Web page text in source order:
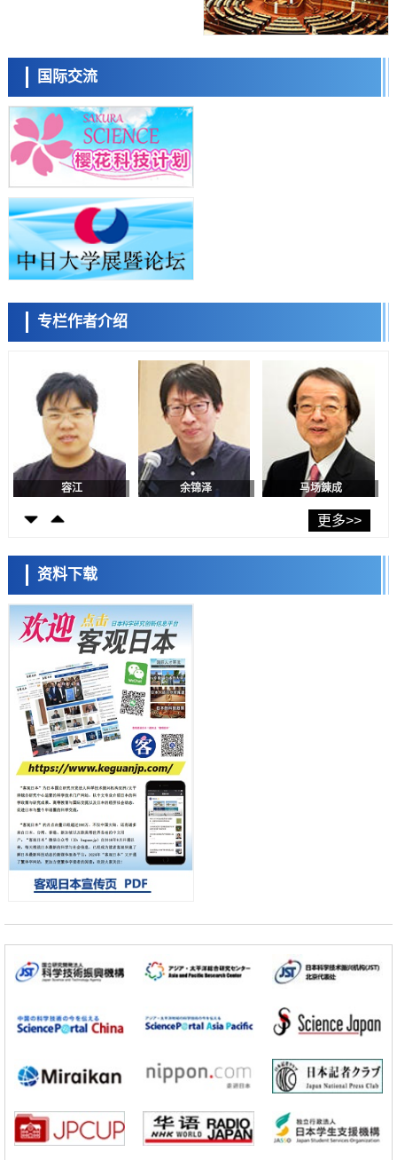
劣化抑制机制，为提升轮胎安全性与耐久性的材料设计开辟道路
成为新型功能性材料
科学研究
群马大学开发针对难治性癫痫的新型基因疗法，利用超小型GAD67启动
子抑制发作
科学研究
九州大学揭示夜间眼压升高机制：两种激素波动叠加所致
科学研究
东京都产技研采用新手法开发出可稳定工作至300℃的介电材料，已验
证电容器可在汽车发动机等高温环境下工作
经济・社会
日本生成式AI使用者占比一年内翻倍，但与中美德仍有较大差距
政策
日本修订首都直下型地震紧急对策：目标为死亡人数至少减半，重点强
科学研究
福井大学发现细胞记忆过往并抑制反应的机制，阐明即便DNA相同反应
迥异之谜
神户大学确认口服癌症疫苗B440单药给药的安全性，在转移性尿路上皮
癌患者中开展临床试验
政策
日本发布《令和8年版科学技术与创新白皮书》，解读第七期基本计划
首年度政策方向
科学研究
东京大学发现可诱导细胞死亡的新型信使物质
科学研究
东京都健康长寿医疗中心跨器官揭示衰老过程中的糖链变化
产总研无需石油利用松脂制备石墨前驱体，可作为电池电极材料
科学研究
东京大学和海上保安厅等发现南海海槽沿线板块边界锁定状态存在区域
差异
政策
日本第2次医疗研究开发调整费，根据一线实际情况和需求分配99.3亿
日元
科学研究
千叶大学鉴定出导致难治性疾病“肺高血压症”恶化的蛋白质“MYL9/12”，
会引发血管结构恶化
科学研究
京都大学高效生成光的构成单元“光子”，可应用于量子计算机
科学研究
开发出300亿年仅误差1秒的光晶格钟，构建网络将其打造为下一代社会
基础设施
经济・社会
日本成立“以人为本AI联盟”——力争借助AI拓展社会公众创造力，依托
产学合作推进研发
科学研究
带大量基因的人工细胞
政策
展研究
科学研究
科学研究
开发出300亿年仅误差1秒的光晶格钟，构建网络将其打造为下一代社会
基础设施
经济・社会
日本成立“以人为本AI联盟”——力争借助AI拓展社会公众创造力，依托
国际交流
专栏作者介绍
陈小牧 李鸥
容江 余锦泽 马场錬成
日本科学未来馆 科学交
小岩井忠道 泷川 进
更多>>
资料下载